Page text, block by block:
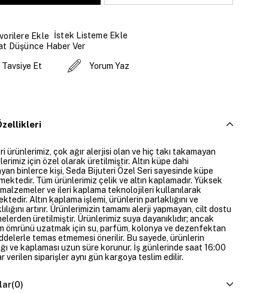
Ekle
İstek Listeme Ekle
Düşünce Haber Ver
Tavsiye Et Yorum Yaz
ürünlerimiz, çok ağır alerjisi olan ve hiç takı takamayan
için özel olarak üretilmiştir. Altın küpe dahi
binlerce kişi, Seda Bijuteri Özel Seri sayesinde küpe
Tüm ürünlerimiz çelik ve altın kaplamadır. Yüksek
ve ileri kaplama teknolojileri kullanılarak
Altın kaplama işlemi, ürünlerin parlaklığını ve
artırır. Ürünlerimizin tamamı alerji yapmayan, cilt dostu
üretilmiştir. Ürünlerimiz suya dayanıklıdır; ancak
ömrünü uzatmak için su, parfüm, kolonya ve dezenfektan
temas etmemesi önerilir. Bu sayede, ürünlerin
ve kaplaması uzun süre korunur. İş günlerinde saat 16:00
verilen siparişler aynı gün kargoya teslim edilir.
(0)